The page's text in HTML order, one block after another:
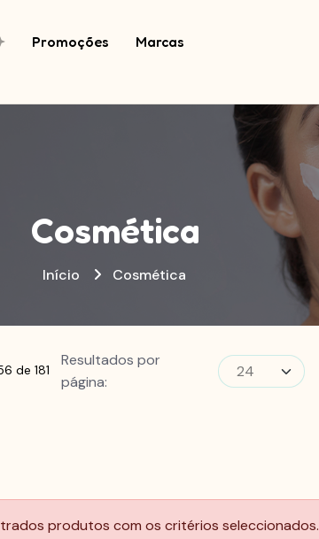
Promoções
Marcas
Cosmética
Início Cosmética
de 181
Resultados por
página:
produtos com os critérios seleccionados.